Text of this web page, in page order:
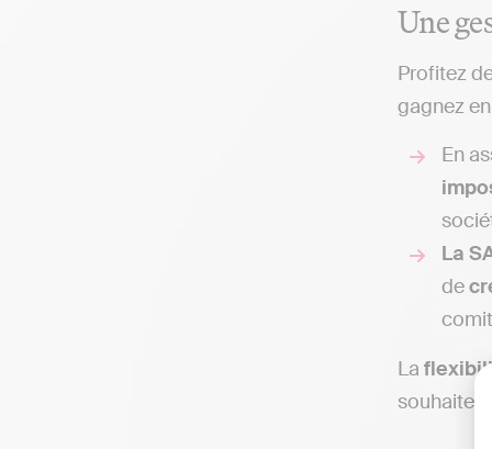
Une
Profitez
gagnez
En
La
de
La